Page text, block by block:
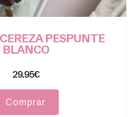
PESPUNTE
BLANCO
29.95€
Comprar